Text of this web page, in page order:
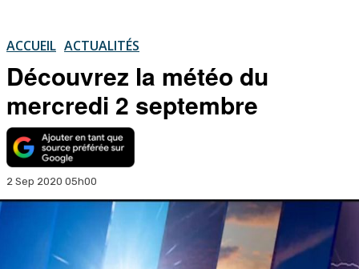
ACCUEIL ACTUALITÉS
Découvrez la météo du
mercredi 2 septembre
2 Sep 2020 05h00